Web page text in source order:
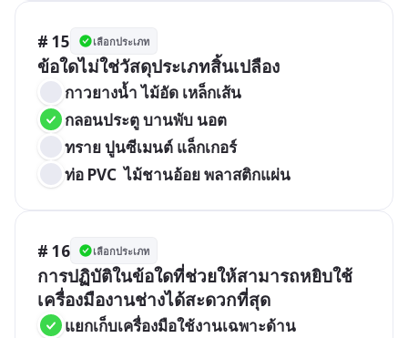
# 15 เลือกประเภท
ข้อใดไม่ใช่วัสดุประเภทสิ้นเปลือง
กาวยางน้ำ ไม้อัด เหล็กเส้น
กลอนประตู บานพับ นอต
ทราย ปูนซีเมนต์ แล็กเกอร์
ท่อ PVC  ไม้ชานอ้อย พลาสติกแผ่น
# 16 เลือกประเภท
การปฏิบัติในข้อใดที่ช่วยให้สามารถหยิบใช้
เครื่องมืองานช่างได้สะดวกที่สุด
แยกเก็บเครื่องมือใช้งานเฉพาะด้าน